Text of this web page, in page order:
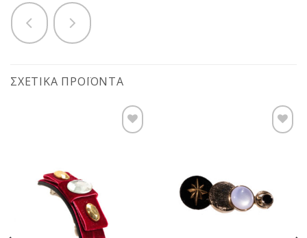
ΣΧΕΤΙΚΆ ΠΡΟΪΌΝΤΑ